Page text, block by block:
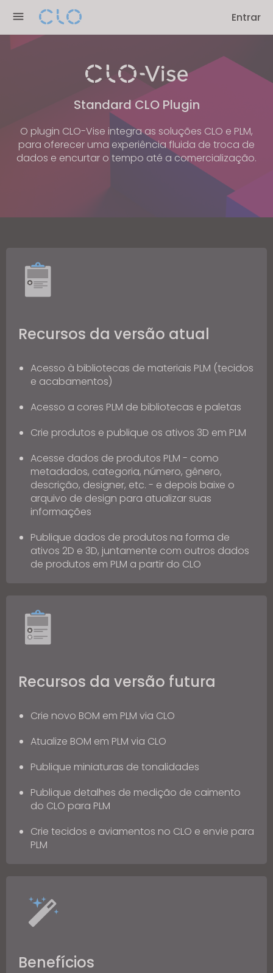
note:
This
website
Entrar
Standard CLO Plugin
O plugin CLO-Vise integra as soluções CLO e PLM,
para oferecer uma experiência fluida de troca de
dados e encurtar o tempo até a comercialização.
Recursos da versão atual
Acesso à bibliotecas de materiais PLM (tecidos
e acabamentos)
Acesso a cores PLM de bibliotecas e paletas
Crie produtos e publique os ativos 3D em PLM
Acesse dados de produtos PLM - como
metadados, categoria, número, gênero,
descrição, designer, etc. - e depois baixe o
arquivo de design para atualizar suas
informações
Publique dados de produtos na forma de
ativos 2D e 3D, juntamente com outros dados
de produtos em PLM a partir do CLO
Recursos da versão futura
Crie novo BOM em PLM via CLO
Atualize BOM em PLM via CLO
Publique miniaturas de tonalidades
Publique detalhes de medição de caimento
do CLO para PLM
Crie tecidos e aviamentos no CLO e envie para
PLM
Benefícios